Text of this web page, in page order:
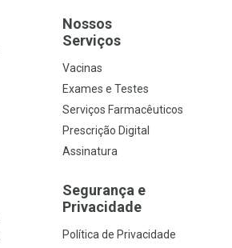
Nossos
Serviços
Vacinas
Exames e Testes
Serviços Farmacêuticos
Prescrição Digital
Assinatura
Segurança e
Privacidade
Política de Privacidade